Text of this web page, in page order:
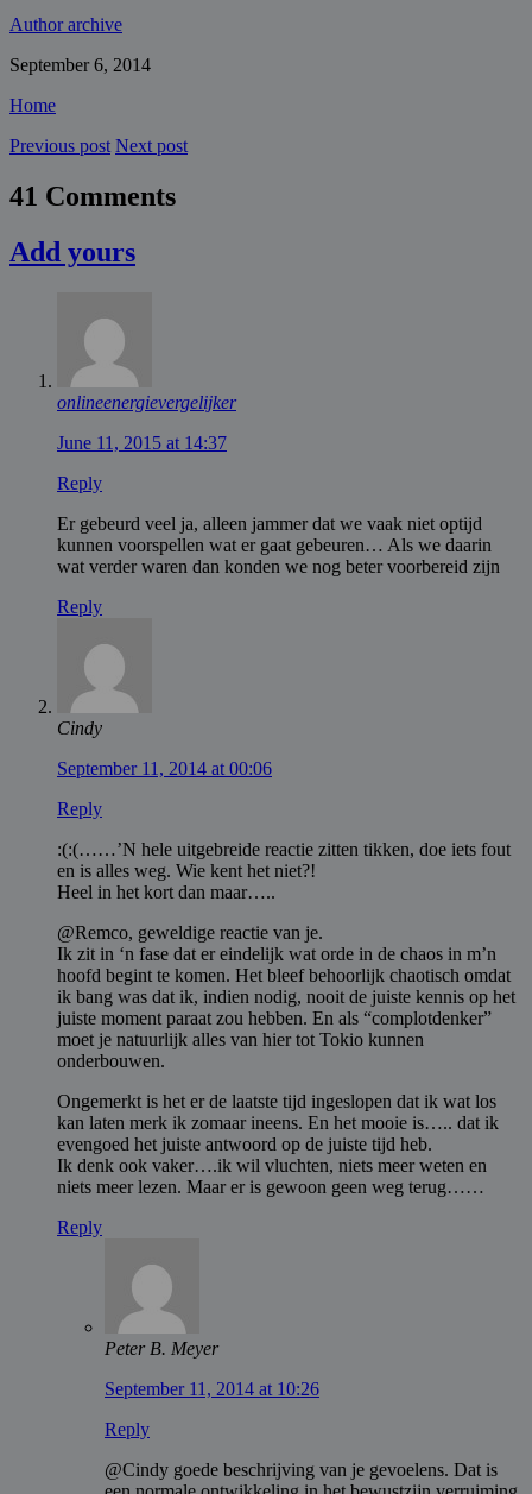
Author archive
September 6, 2014
Home
Previous post Next post
41 Comments
Add yours
onlineenergievergelijker
June 11, 2015 at 14:37
Reply
Er gebeurd veel ja, alleen jammer dat we vaak niet optijd
kunnen voorspellen wat er gaat gebeuren… Als we daarin
wat verder waren dan konden we nog beter voorbereid zijn
Reply
Cindy
September 11, 2014 at 00:06
Reply
:(:(……’N hele uitgebreide reactie zitten tikken, doe iets fout
en is alles weg. Wie kent het niet?!
Heel in het kort dan maar…..
@Remco, geweldige reactie van je.
Ik zit in ‘n fase dat er eindelijk wat orde in de chaos in m’n
hoofd begint te komen. Het bleef behoorlijk chaotisch omdat
ik bang was dat ik, indien nodig, nooit de juiste kennis op het
juiste moment paraat zou hebben. En als “complotdenker”
moet je natuurlijk alles van hier tot Tokio kunnen
onderbouwen.
Ongemerkt is het er de laatste tijd ingeslopen dat ik wat los
kan laten merk ik zomaar ineens. En het mooie is….. dat ik
evengoed het juiste antwoord op de juiste tijd heb.
Ik denk ook vaker….ik wil vluchten, niets meer weten en
niets meer lezen. Maar er is gewoon geen weg terug……
Reply
Peter B. Meyer
September 11, 2014 at 10:26
Reply
@Cindy goede beschrijving van je gevoelens. Dat is